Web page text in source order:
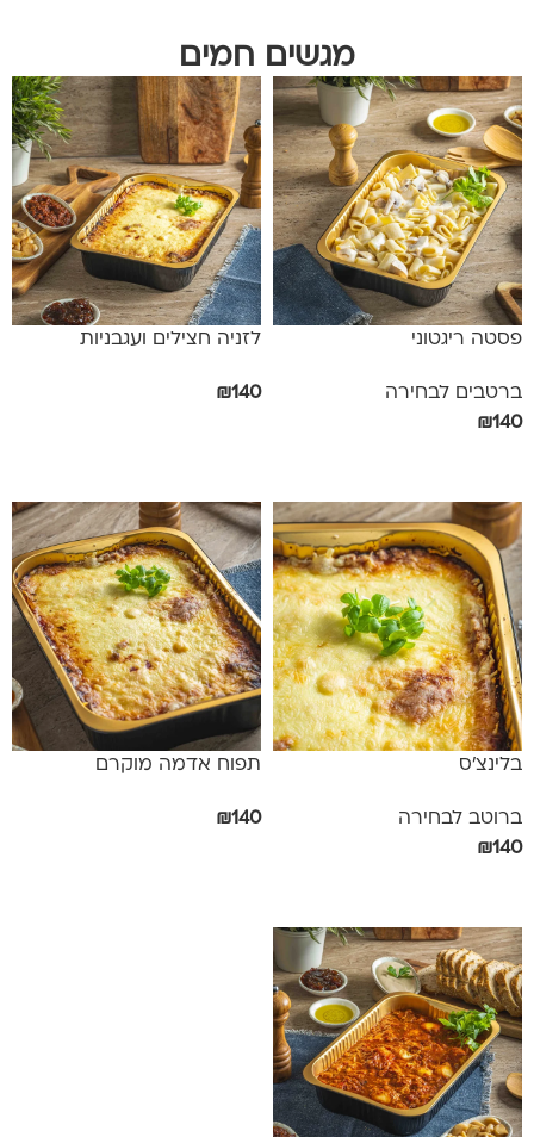
מגשים חמים
פסטה ריגטוני
ברטבים לבחירה
₪140
לזניה חצילים ועגבניות
₪140
בלינצ'ס
ברוטב לבחירה
₪140
תפוח אדמה מוקרם
₪140